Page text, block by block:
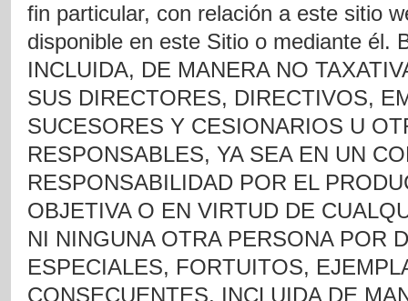
fin particular, con relación a este sitio
disponible en este Sitio o mediante él.
INCLUIDA, DE MANERA NO
SUS DIRECTORES, DIRECTIVOS,
SUCESORES Y CESIONARIOS U
RESPONSABLES, YA SEA EN UN
RESPONSABILIDAD POR EL
OBJETIVA O EN VIRTUD DE
NI NINGUNA OTRA PERSONA POR
ESPECIALES, FORTUITOS,
CONSECUENTES, INCLUIDA DE